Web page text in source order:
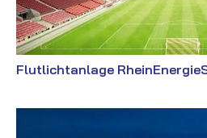
Flutlichtanlage